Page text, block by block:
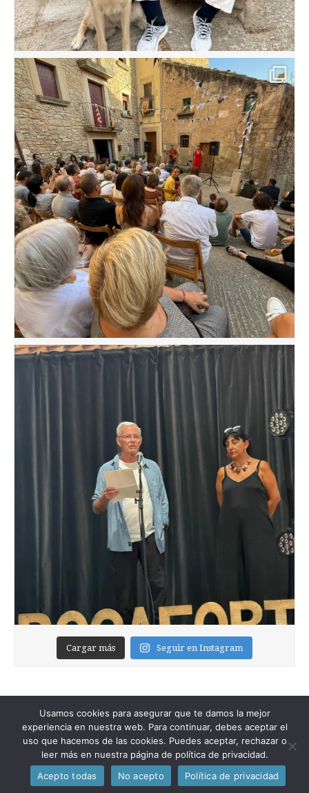
Cargar más Seguir en Instagram
Copyright © 2026 Foixblog
. All Rights Reserved.
The Magazine Premium Theme bybavotasan.com.
Usamos cookies para asegurar que te damos la mejor
experiencia en nuestra web. Para continuar, debes aceptar el
uso que hacemos de las cookies. Puedes aceptar, rechazar o
leer más en nuestra página de política de privacidad.
Acepto todas
No acepto Política de privacidad